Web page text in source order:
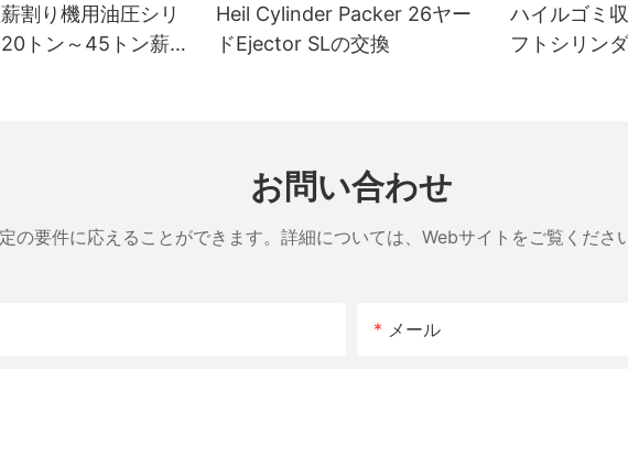
割り機用油圧シリ
トン～45トン薪割
Heil Cylinder Packer 26ヤー
ドEjector SLの交換
ハイルゴミ
フトシリン
お問い合わせ
の要件に応えることができます。詳細については、Webサイトをご覧くださ
メール